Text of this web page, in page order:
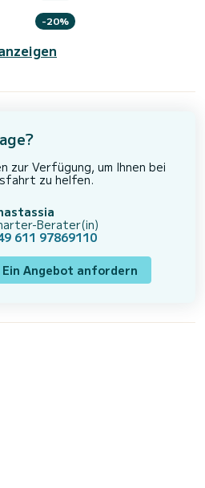
-20%
zur Verfügung, um Ihnen bei
zu helfen.
Berater(in)
611 97869110
Ein Angebot anfordern